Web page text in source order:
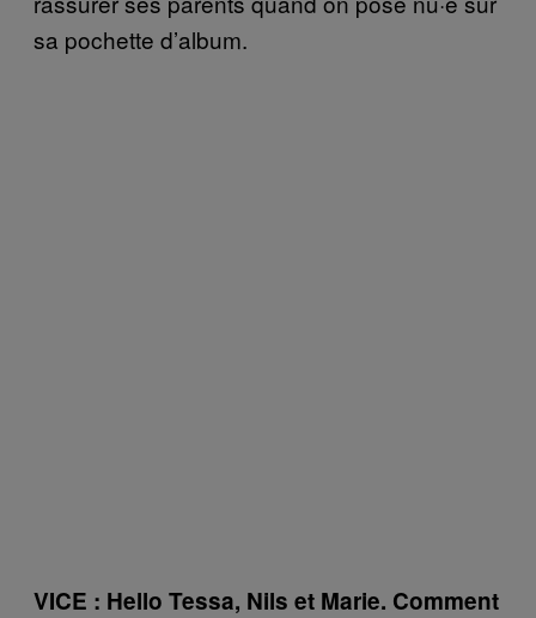
sa pochette d’album.
VICE : Hello Tessa, Nils et Marie. Comment